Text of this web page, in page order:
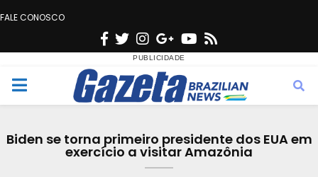
FALE CONOSCO
F
c
e
o
T
w
i
t
e
n
s
t
g
r
G
o
o
g
e
Y
u
t
b
s
M
Biden se torna primeiro presidente dos EUA em
exercício a visitar Amazônia